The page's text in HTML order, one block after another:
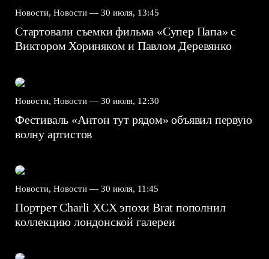
Новости, Новости — 30 июля, 13:45
Стартовали съемки фильма «Супер Папа» с
Виктором Хориняком и Павлом Деревянко
Новости, Новости — 30 июля, 12:30
Фестиваль «Антон тут рядом» объявил первую
волну артистов
Новости, Новости — 30 июля, 11:45
Портрет Charli XCX эпохи Brat пополнил
коллекцию лондонской галереи